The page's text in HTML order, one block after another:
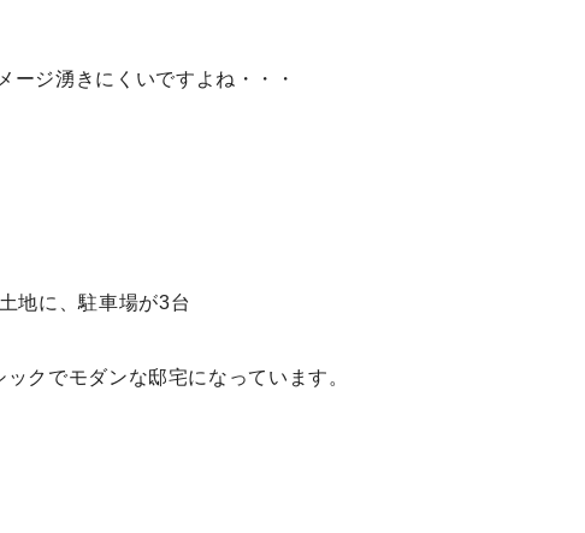
ージ湧きにくいですよね・・・
地に、駐車場が3台
クでモダンな邸宅になっています。